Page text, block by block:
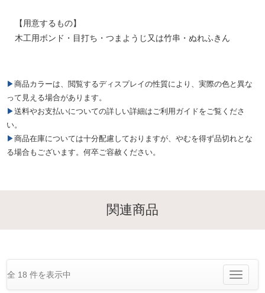
【用意するもの】
木工用ボンド・目打ち・つまようじ又は竹串・ぬれふきん
▶商品カラーは、閲覧するディスプレイの性質により、実際の色と異な
って見える場合があります。
▶送料やお支払いについての詳しい詳細はご利用ガイドをご覧くださ
い。
▶商品在庫については十分配慮しておりますが、やむを得ず品切れとな
る場合もございます。何卒ご容赦ください。
関連商品
Toggle
全 18 件を表示中